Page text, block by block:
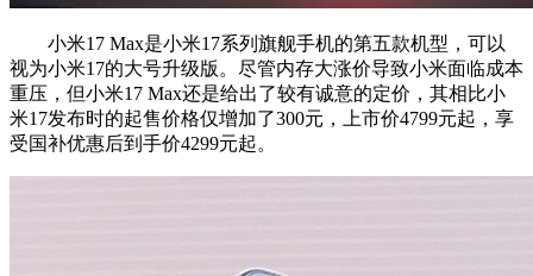
小米17 Max是小米17系列旗舰手机的第五款机型，可以
视为小米17的大号升级版。尽管内存大涨价导致小米面临成本
重压，但小米17 Max还是给出了较有诚意的定价，其相比小
米17发布时的起售价格仅增加了300元，上市价4799元起，享
受国补优惠后到手价4299元起。